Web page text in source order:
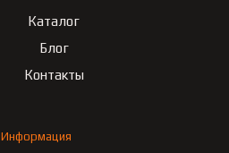
Каталог
Блог
Контакты
Информация